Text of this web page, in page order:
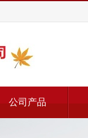
公司产品